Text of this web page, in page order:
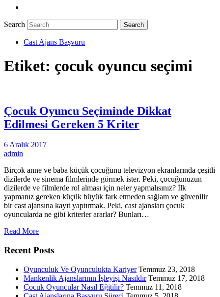
Search
Cast Ajans Başvuru
Etiket: çocuk oyuncu seçimi
Çocuk Oyuncu Seçiminde Dikkat
Edilmesi Gereken 5 Kriter
6 Aralık 2017
admin
Birçok anne ve baba küçük çocuğunu televizyon ekranlarında çeşitli
dizilerde ve sinema filmlerinde görmek ister. Peki, çocuğunuzun
dizilerde ve filmlerde rol alması için neler yapmalısınız? İlk
yapmanız gereken küçük büyük fark etmeden sağlam ve güvenilir
bir cast ajansına kayıt yaptırmak. Peki, cast ajansları çocuk
oyuncularda ne gibi kriterler ararlar? Bunları…
Read More
Recent Posts
Oyunculuk Ve Oyunculukta Kariyer Temmuz 23, 2018
Mankenlik Ajanslarının İşleyişi Nasıldır Temmuz 17, 2018
Çocuk Oyuncular Nasıl Eğitilir? Temmuz 11, 2018